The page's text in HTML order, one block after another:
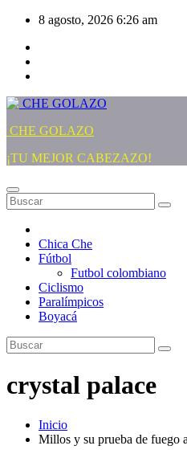
Saltar
contenido
8 agosto, 2026 6:26 am
CHE GOLAZO
¡TU MEJOR CABEZAZO!
Chica Che
Fútbol
Futbol colombiano
Ciclismo
Paralímpicos
Boyacá
crystal palace
Inicio
Millos y su prueba de fuego